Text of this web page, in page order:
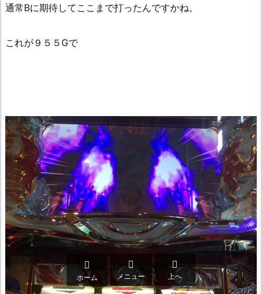
通常Bに期待してここまで打ったんですかね。
これが９５５Gで

ホーム

メニュー

上へ